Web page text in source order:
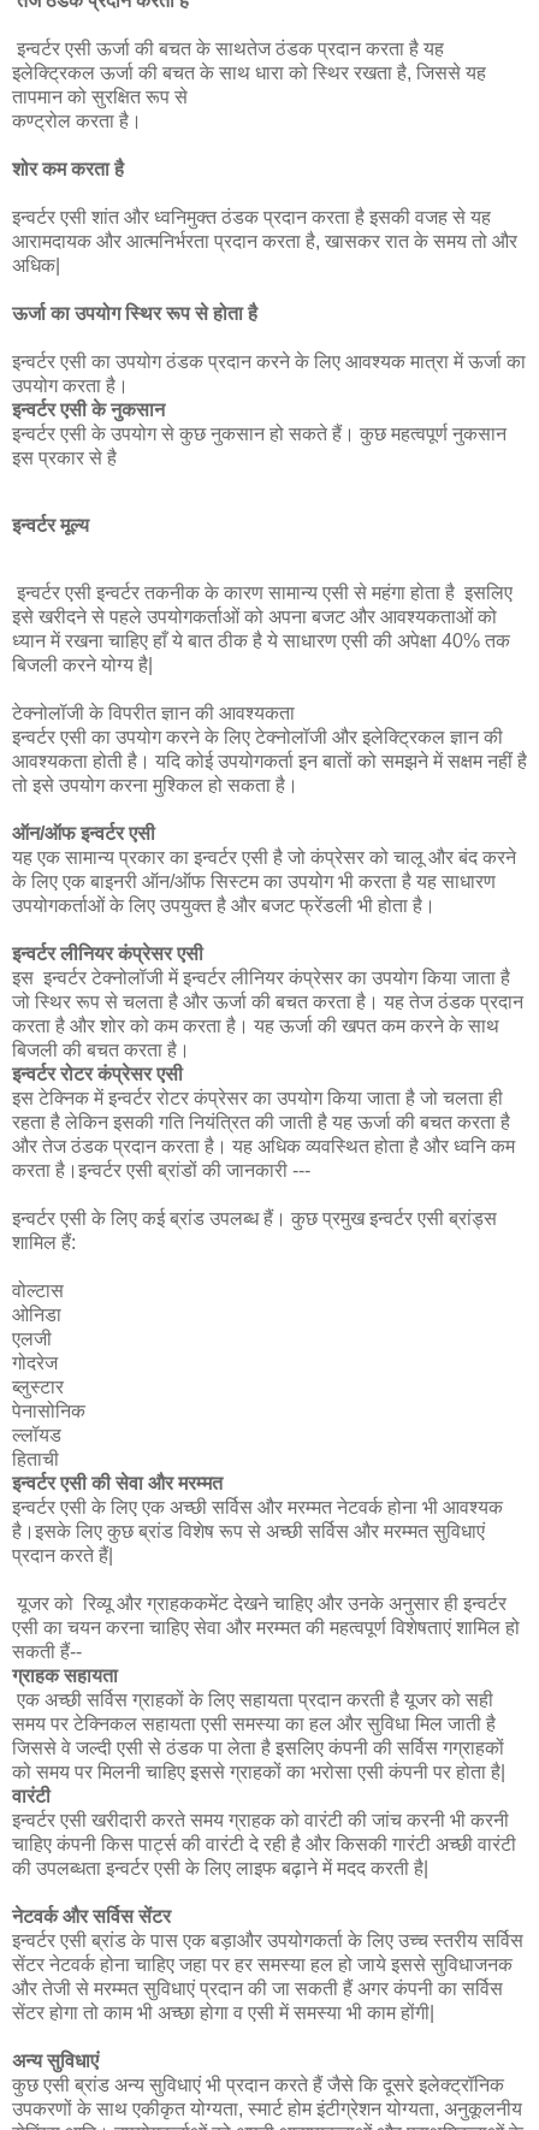
इन्वर्टर एसी ऊर्जा की बचत के साथतेज ठंडक प्रदान करता है यह
इलेक्ट्रिकल ऊर्जा की बचत के साथ धारा को स्थिर रखता है, जिससे यह
तापमान को सुरक्षित रूप से
कण्ट्रोल करता है।
शोर कम करता है
इन्वर्टर एसी शांत और ध्वनिमुक्त ठंडक प्रदान करता है इसकी वजह से यह
आरामदायक और आत्मनिर्भरता प्रदान करता है, खासकर रात के समय तो और
अधिक|
ऊर्जा का उपयोग स्थिर रूप से होता है
इन्वर्टर एसी का उपयोग ठंडक प्रदान करने के लिए आवश्यक मात्रा में ऊर्जा का
उपयोग करता है।
इन्वर्टर एसी के नुकसान
इन्वर्टर एसी के उपयोग से कुछ नुकसान हो सकते हैं। कुछ महत्वपूर्ण नुकसान
इस प्रकार से है
इन्वर्टर मूल्य
इन्वर्टर एसी इन्वर्टर तकनीक के कारण सामान्य एसी से महंगा होता है इसलिए
इसे खरीदने से पहले उपयोगकर्ताओं को अपना बजट और आवश्यकताओं को
ध्यान में रखना चाहिए हाँ ये बात ठीक है ये साधारण एसी की अपेक्षा 40% तक
बिजली करने योग्य है|
टेक्नोलॉजी के विपरीत ज्ञान की आवश्यकता
इन्वर्टर एसी का उपयोग करने के लिए टेक्नोलॉजी और इलेक्ट्रिकल ज्ञान की
आवश्यकता होती है। यदि कोई उपयोगकर्ता इन बातों को समझने में सक्षम नहीं है
तो इसे उपयोग करना मुश्किल हो सकता है।
ऑन/ऑफ इन्वर्टर एसी
यह एक सामान्य प्रकार का इन्वर्टर एसी है जो कंप्रेसर को चालू और बंद करने
के लिए एक बाइनरी ऑन/ऑफ सिस्टम का उपयोग भी करता है यह साधारण
उपयोगकर्ताओं के लिए उपयुक्त है और बजट फ्रेंडली भी होता है।
इन्वर्टर लीनियर कंप्रेसर एसी
इस इन्वर्टर टेक्नोलॉजी में इन्वर्टर लीनियर कंप्रेसर का उपयोग किया जाता है
जो स्थिर रूप से चलता है और ऊर्जा की बचत करता है। यह तेज ठंडक प्रदान
करता है और शोर को कम करता है। यह ऊर्जा की खपत कम करने के साथ
बिजली की बचत करता है।
इन्वर्टर रोटर कंप्रेसर एसी
इस टेक्निक में इन्वर्टर रोटर कंप्रेसर का उपयोग किया जाता है जो चलता ही
रहता है लेकिन इसकी गति नियंत्रित की जाती है यह ऊर्जा की बचत करता है
और तेज ठंडक प्रदान करता है। यह अधिक व्यवस्थित होता है और ध्वनि कम
करता है।इन्वर्टर एसी ब्रांडों की जानकारी ---
इन्वर्टर एसी के लिए कई ब्रांड उपलब्ध हैं। कुछ प्रमुख इन्वर्टर एसी ब्रांड्स
शामिल हैं:
वोल्टास
ओनिडा
एलजी
गोदरेज
ब्लुस्टार
पेनासोनिक
ल्लॉयड
हिताची
इन्वर्टर एसी की सेवा और मरम्मत
इन्वर्टर एसी के लिए एक अच्छी सर्विस और मरम्मत नेटवर्क होना भी आवश्यक
है।इसके लिए कुछ ब्रांड विशेष रूप से अच्छी सर्विस और मरम्मत सुविधाएं
प्रदान करते हैं|
यूजर को रिव्यू और ग्राहककमेंट देखने चाहिए और उनके अनुसार ही इन्वर्टर
एसी का चयन करना चाहिए सेवा और मरम्मत की महत्वपूर्ण विशेषताएं शामिल हो
सकती हैं--
ग्राहक सहायता
एक अच्छी सर्विस ग्राहकों के लिए सहायता प्रदान करती है यूजर को सही
समय पर टेक्निकल सहायता एसी समस्या का हल और सुविधा मिल जाती है
जिससे वे जल्दी एसी से ठंडक पा लेता है इसलिए कंपनी की सर्विस गग्राहकों
को समय पर मिलनी चाहिए इससे ग्राहकों का भरोसा एसी कंपनी पर होता है|
वारंटी
इन्वर्टर एसी खरीदारी करते समय ग्राहक को वारंटी की जांच करनी भी करनी
चाहिए कंपनी किस पार्ट्स की वारंटी दे रही है और किसकी गारंटी अच्छी वारंटी
की उपलब्धता इन्वर्टर एसी के लिए लाइफ बढ़ाने में मदद करती है|
नेटवर्क और सर्विस सेंटर
इन्वर्टर एसी ब्रांड के पास एक बड़ाऔर उपयोगकर्ता के लिए उच्च स्तरीय सर्विस
सेंटर नेटवर्क होना चाहिए जहा पर हर समस्या हल हो जाये इससे सुविधाजनक
और तेजी से मरम्मत सुविधाएं प्रदान की जा सकती हैं अगर कंपनी का सर्विस
सेंटर होगा तो काम भी अच्छा होगा व एसी में समस्या भी काम होंगी|
अन्य सुविधाएं
कुछ एसी ब्रांड अन्य सुविधाएं भी प्रदान करते हैं जैसे कि दूसरे इलेक्ट्रॉनिक
उपकरणों के साथ एकीकृत योग्यता, स्मार्ट होम इंटीग्रेशन योग्यता, अनुकूलनीय